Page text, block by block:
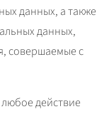
данных, а также
данных,
совершаемые с
действие